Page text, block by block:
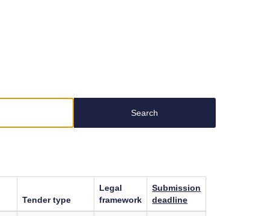
Search
Tender type
Legal
framework
Submission
deadline